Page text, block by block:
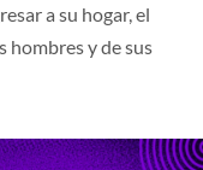
a su hogar, el
hombres y de sus